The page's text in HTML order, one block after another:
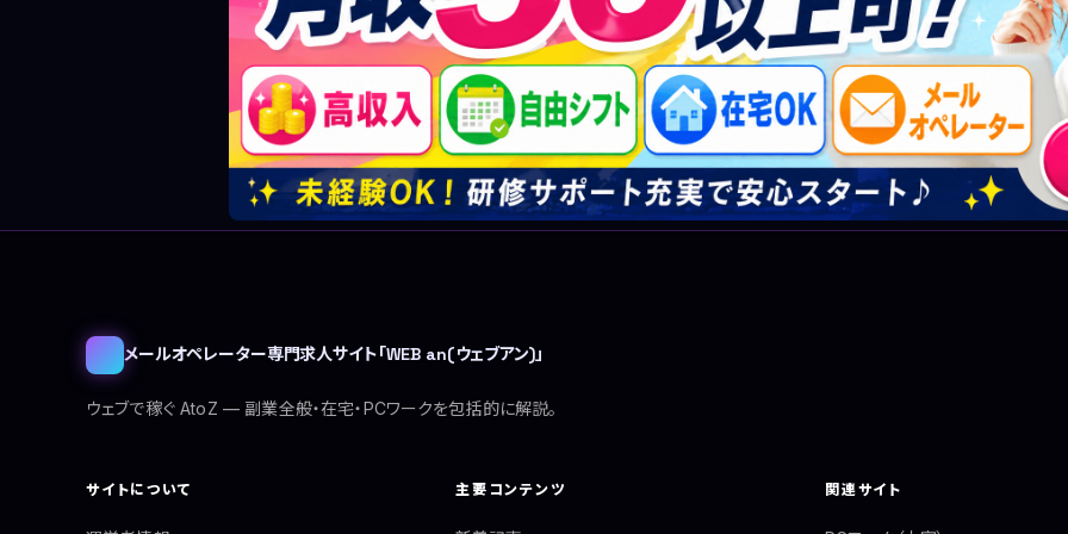
メールオペレーター専門求人サイト「WEB an(ウェブアン)」
ウェブで稼ぐ AtoZ — 副業全般・在宅・PCワークを包括的に解説。
サイトについて 主要コンテンツ 関連サイト